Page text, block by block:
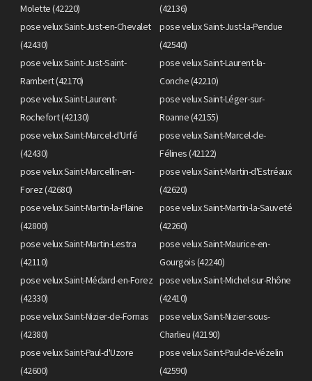
Molette (42220)
(42136)
pose velux Saint-Just-en-Chevalet
(42430)
pose velux Saint-Just-la-Pendue
(42540)
pose velux Saint-Just-Saint-
Rambert (42170)
pose velux Saint-Laurent-la-
Conche (42210)
pose velux Saint-Laurent-
Rochefort (42130)
pose velux Saint-Léger-sur-
Roanne (42155)
pose velux Saint-Marcel-d'Urfé
(42430)
pose velux Saint-Marcel-de-
Félines (42122)
pose velux Saint-Marcellin-en-
Forez (42680)
pose velux Saint-Martin-d'Estréaux
(42620)
pose velux Saint-Martin-la-Plaine
(42800)
pose velux Saint-Martin-la-Sauveté
(42260)
pose velux Saint-Martin-Lestra
(42110)
pose velux Saint-Maurice-en-
Gourgois (42240)
pose velux Saint-Médard-en-Forez
(42330)
pose velux Saint-Michel-sur-Rhône
(42410)
pose velux Saint-Nizier-de-Fornas
(42380)
pose velux Saint-Nizier-sous-
Charlieu (42190)
pose velux Saint-Paul-d'Uzore
(42600)
pose velux Saint-Paul-de-Vézelin
(42590)